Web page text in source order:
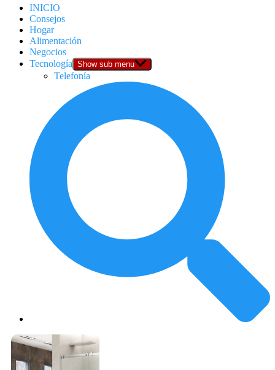
INICIO
Consejos
Hogar
Alimentación
Negocios
Tecnología Show sub menu
Telefonía